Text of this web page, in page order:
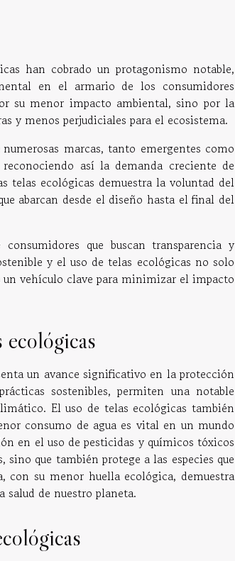
han cobrado un protagonismo notable,
en el armario de los consumidores
su menor impacto ambiental, sino por la
y menos perjudiciales para el ecosistema.
marcas, tanto emergentes como
así la demanda creciente de
telas ecológicas demuestra la voluntad del
abarcan desde el diseño hasta el final del
que buscan transparencia y
y el uso de telas ecológicas no solo
vehículo clave para minimizar el impacto
ecológicas
un avance significativo en la protección
sostenibles, permiten una notable
El uso de telas ecológicas también
consumo de agua es vital en un mundo
en el uso de pesticidas y químicos tóxicos
que también protege a las especies que
con su menor huella ecológica, demuestra
salud de nuestro planeta.